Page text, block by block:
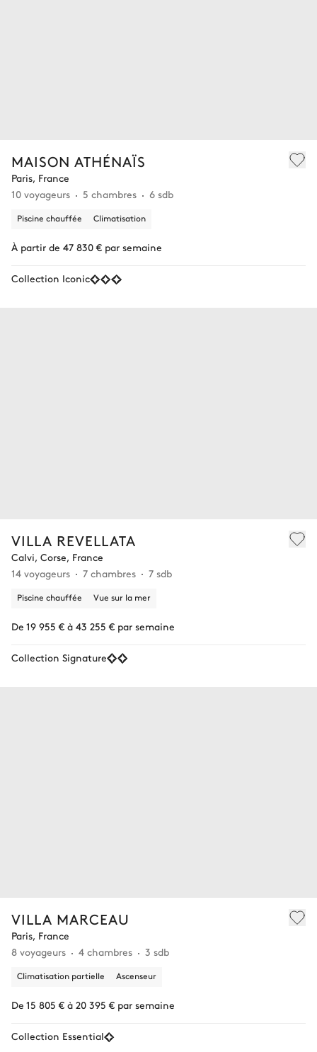
MAISON ATHÉNAÏS
Paris, France
10 voyageurs
5 chambres 6 sdb
Piscine chauffée Climatisation
À partir de 47 830 € par semaine
Collection Iconic
VILLA REVELLATA
Calvi, Corse, France
14 voyageurs
7 chambres 7 sdb
Piscine chauffée Vue sur la mer
De 19 955 € à 43 255 € par semaine
Collection Signature
VILLA MARCEAU
Paris, France
8 voyageurs
4 chambres 3 sdb
Climatisation partielle Ascenseur
De 15 805 € à 20 395 € par semaine
Collection Essential